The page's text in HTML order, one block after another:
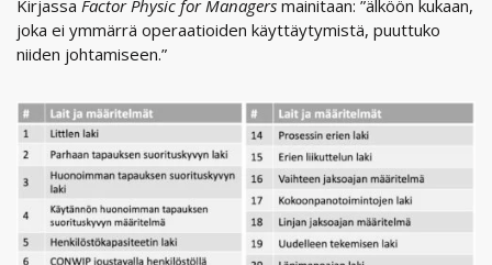
Kirjassa Factor Physic for Managers mainitaan: ”älköön kukaan,
joka ei ymmärrä operaatioiden käyttäytymistä, puuttuko
niiden johtamiseen.”